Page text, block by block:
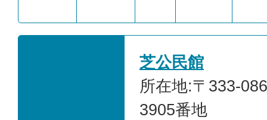
芝公民館
所在地:〒333-
3905番地